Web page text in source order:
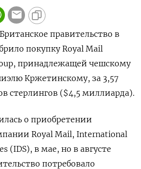
правительство в
покупку Royal Mail
принадлежащей чешскому
Кржетинскому, за 3,57
стерлингов ($4,5 миллиарда).
о приобретении
Royal Mail, International
(IDS), в мае, но в августе
потребовало